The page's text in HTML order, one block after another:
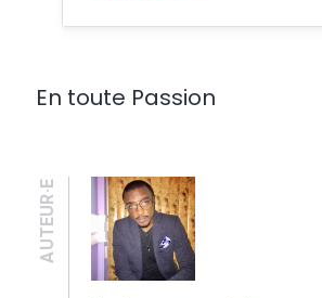
En toute Passion
AUTEUR·E